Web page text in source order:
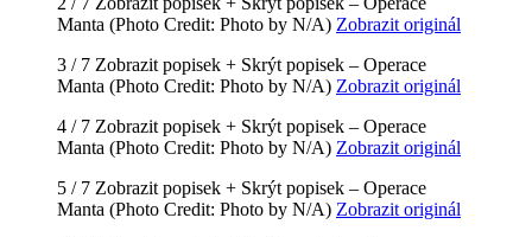
Manta (Photo Credit: Photo by N/A) Zobrazit originál
3 / 7 Zobrazit popisek + Skrýt popisek – Operace
Manta (Photo Credit: Photo by N/A) Zobrazit originál
4 / 7 Zobrazit popisek + Skrýt popisek – Operace
Manta (Photo Credit: Photo by N/A) Zobrazit originál
5 / 7 Zobrazit popisek + Skrýt popisek – Operace
Manta (Photo Credit: Photo by N/A) Zobrazit originál